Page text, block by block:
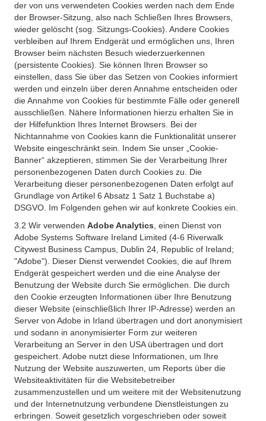
der von uns verwendeten Cookies werden nach dem Ende
der Browser-Sitzung, also nach Schließen Ihres Browsers,
wieder gelöscht (sog. Sitzungs-Cookies). Andere Cookies
verbleiben auf Ihrem Endgerät und ermöglichen uns, Ihren
Browser beim nächsten Besuch wiederzuerkennen
(persistente Cookies). Sie können Ihren Browser so
einstellen, dass Sie über das Setzen von Cookies informiert
werden und einzeln über deren Annahme entscheiden oder
die Annahme von Cookies für bestimmte Fälle oder generell
ausschließen. Nähere Informationen hierzu erhalten Sie in
der Hilfefunktion Ihres Internet Browsers. Bei der
Nichtannahme von Cookies kann die Funktionalität unserer
Website eingeschränkt sein. Indem Sie unser „Cookie-
Banner“ akzeptieren, stimmen Sie der Verarbeitung Ihrer
personenbezogenen Daten durch Cookies zu. Die
Verarbeitung dieser personenbezogenen Daten erfolgt auf
Grundlage von Artikel 6 Absatz 1 Satz 1 Buchstabe a)
DSGVO. Im Folgenden gehen wir auf konkrete Cookies ein.
3.2 Wir verwenden Adobe Analytics , einen Dienst von
Adobe Systems Software Ireland Limited (4-6 Riverwalk
Citywest Business Campus, Dublin 24, Republic of Ireland;
"Adobe"). Dieser Dienst verwendet Cookies, die auf Ihrem
Endgerät gespeichert werden und die eine Analyse der
Benutzung der Website durch Sie ermöglichen. Die durch
den Cookie erzeugten Informationen über Ihre Benutzung
dieser Website (einschließlich Ihrer IP-Adresse) werden an
Server von Adobe in Irland übertragen und dort anonymisiert
und sodann in anonymisierter Form zur weiteren
Verarbeitung an Server in den USA übertragen und dort
gespeichert. Adobe nutzt diese Informationen, um Ihre
Nutzung der Website auszuwerten, um Reports über die
Websiteaktivitäten für die Websitebetreiber
zusammenzustellen und um weitere mit der Websitenutzung
und der Internetnutzung verbundene Dienstleistungen zu
erbringen. Soweit gesetzlich vorgeschrieben oder soweit